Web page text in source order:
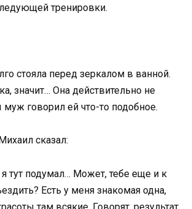
тренировки.
стояла перед зеркалом в ванной.
значит… Она действительно не
муж говорил ей что-то подобное.
сказал:
тут подумал… Может, тебе еще и к
Есть у меня знакомая одна,
там всякие. Говорят, результат